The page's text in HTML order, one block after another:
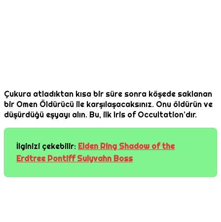
Çukura atladıktan kısa bir süre sonra köşede saklanan
bir Omen Öldürücü ile karşılaşacaksınız. Onu öldürün ve
düşürdüğü eşyayı alın. Bu, ilk Iris of Occultation’dır.
İlginizi çekebilir: Elden Ring Shadow of the
Erdtree Pontiff Sulyvahn Boss